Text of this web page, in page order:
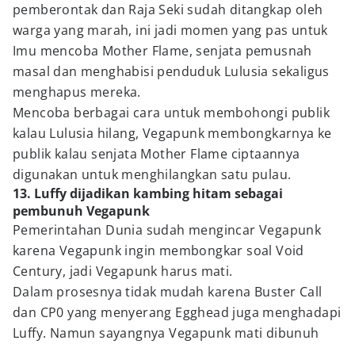
pemberontak dan Raja Seki sudah ditangkap oleh
warga yang marah, ini jadi momen yang pas untuk
Imu mencoba Mother Flame, senjata pemusnah
masal dan menghabisi penduduk Lulusia sekaligus
menghapus mereka.
Mencoba berbagai cara untuk membohongi publik
kalau Lulusia hilang, Vegapunk membongkarnya ke
publik kalau senjata Mother Flame ciptaannya
digunakan untuk menghilangkan satu pulau.
13. Luffy dijadikan kambing hitam sebagai
pembunuh Vegapunk
Pemerintahan Dunia sudah mengincar Vegapunk
karena Vegapunk ingin membongkar soal Void
Century, jadi Vegapunk harus mati.
Dalam prosesnya tidak mudah karena Buster Call
dan CP0 yang menyerang Egghead juga menghadapi
Luffy. Namun sayangnya Vegapunk mati dibunuh